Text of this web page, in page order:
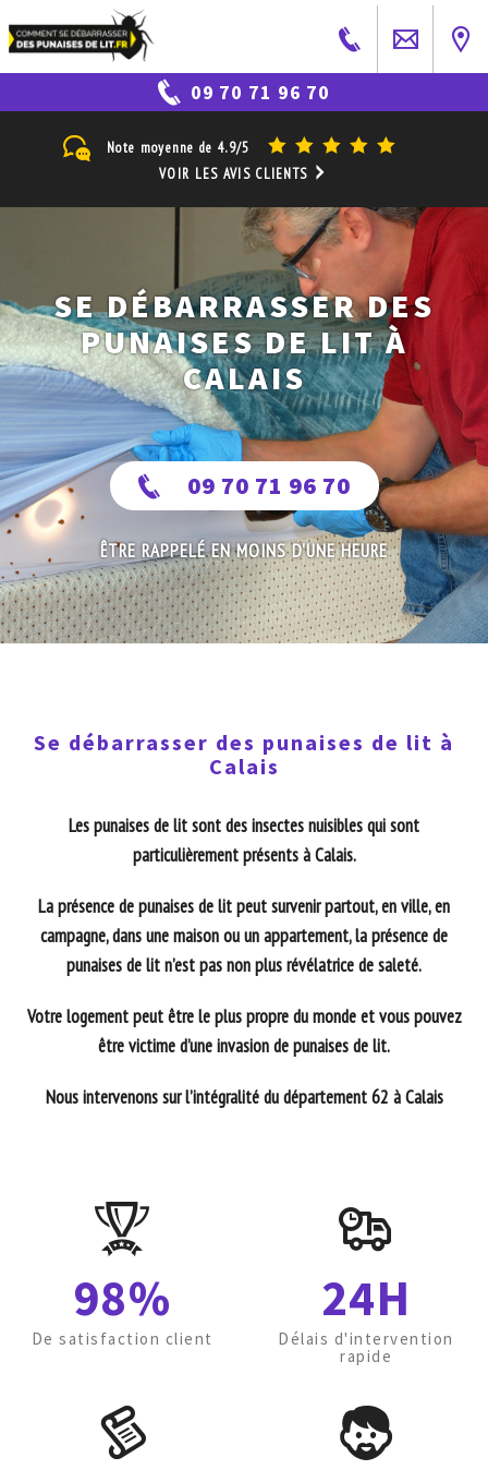
09 70 71 96 70
Note moyenne de 4.9/5
VOIR LES AVIS CLIENTS
SE DÉBARRASSER DES
PUNAISES DE LIT À
CALAIS
09 70 71 96 70
ÊTRE RAPPELÉ EN MOINS D'UNE HEURE
Se débarrasser des punaises de lit à
Calais
Les punaises de lit sont des insectes nuisibles qui sont
particulièrement présents à Calais.
La présence de punaises de lit peut survenir partout, en ville, en
campagne, dans une maison ou un appartement, la présence de
punaises de lit n’est pas non plus révélatrice de saleté.
Votre logement peut être le plus propre du monde et vous pouvez
être victime d’une invasion de punaises de lit.
Nous intervenons sur l’intégralité du département 62 à Calais
98%
De satisfaction client
24H
Délais d'intervention
rapide